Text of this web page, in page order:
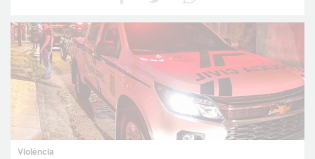
Violência